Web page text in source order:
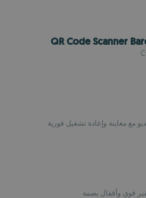
QR Code Scanner
مع معاينة وإعادة تشغيل فورية
قوي وأقفال بصمة